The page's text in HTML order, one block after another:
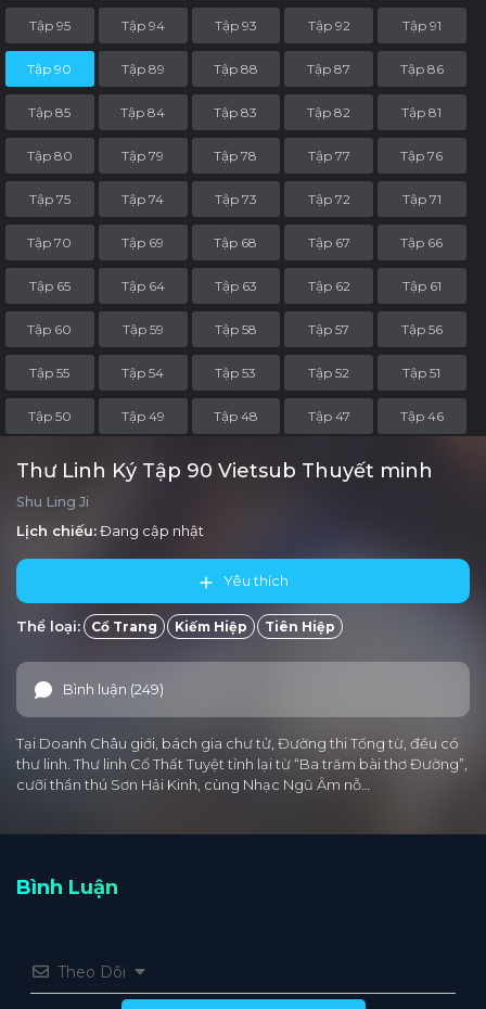
Tập 95 Tập 94 Tập 93 Tập 92 Tập 91
Tập 90 Tập 89 Tập 88 Tập 87 Tập 86
Tập 85 Tập 84 Tập 83 Tập 82 Tập 81
Tập 80 Tập 79 Tập 78 Tập 77 Tập 76
Tập 75 Tập 74 Tập 73 Tập 72 Tập 71
Tập 70 Tập 69 Tập 68 Tập 67 Tập 66
Tập 65 Tập 64 Tập 63 Tập 62 Tập 61
Tập 60 Tập 59 Tập 58 Tập 57 Tập 56
Tập 55 Tập 54 Tập 53 Tập 52 Tập 51
Tập 50 Tập 49 Tập 48 Tập 47 Tập 46
Tập 45 Tập 44 Tập 43 Tập 42 Tập 41
Tập 40
Tập 28
Tập 25 Tập 24 Tập 23 Tập 22
Tập 15 Tập 14 Tập 13 Tập 12 Tập 11
Tập 10 Tập 9 Tập 8 Tập 7 Tập 6
Thư Linh Ký Tập 90 Vietsub Thuyết minh
Shu Ling Ji
Lịch chiếu:Đang cập nhật
Yêu thích
Thể loại: Cổ Trang Kiếm Hiệp Tiên Hiệp
Bình luận (249)
Tại Doanh Châu giới, bách gia chư tử, Đường thi Tống từ, đều có
thư linh. Thư linh Cố Thất Tuyệt tỉnh lại từ “Ba trăm bài thơ Đường”,
cưỡi thần thú Sơn Hải Kinh, cùng Nhạc Ngũ Âm nỗ…
Bình Luận
Theo Dõi